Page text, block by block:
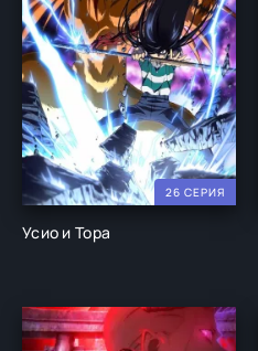
26 СЕРИЯ
Усио и Тора